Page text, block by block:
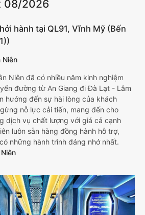
08/2026
hành tại QL91, Vĩnh Mỹ (Bến
Niên
Niên đã có nhiều năm kinh nghiệm
đường từ An Giang đi Đà Lạt - Lâm
hướng đến sự hài lòng của khách
nỗ lực cải tiến, mang đến cho
dịch vụ chất lượng với giá cả cạnh
luôn sẵn hàng đồng hành hỗ trợ,
những hành trình đáng nhớ nhất.